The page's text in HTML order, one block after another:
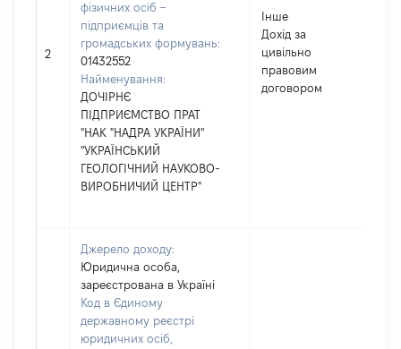
2
фізичних осіб –
підприємців та
громадських формувань:
01432552
Найменування:
ДОЧІРНЄ
ПІДПРИЄМСТВО ПРАТ
"НАК "НАДРА УКРАЇНИ"
"УКРАЇНСЬКИЙ
ГЕОЛОГІЧНИЙ НАУКОВО-
ВИРОБНИЧИЙ ЦЕНТР"
Інше
Дохід за
цивільно
правовим
договором
Джерело доходу:
Юридична особа,
зареєстрована в Україні
Код в Єдиному
державному реєстрі
юридичних осіб,